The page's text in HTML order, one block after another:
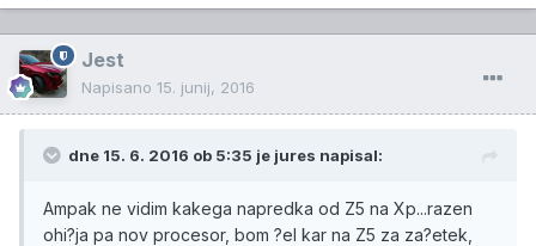
Jest
Napisano 15. junij, 2016
dne 15. 6. 2016 ob 5:35 je jures napisal:
Ampak ne vidim kakega napredka od Z5 na Xp...razen
ohi?ja pa nov procesor, bom ?el kar na Z5 za za?etek,